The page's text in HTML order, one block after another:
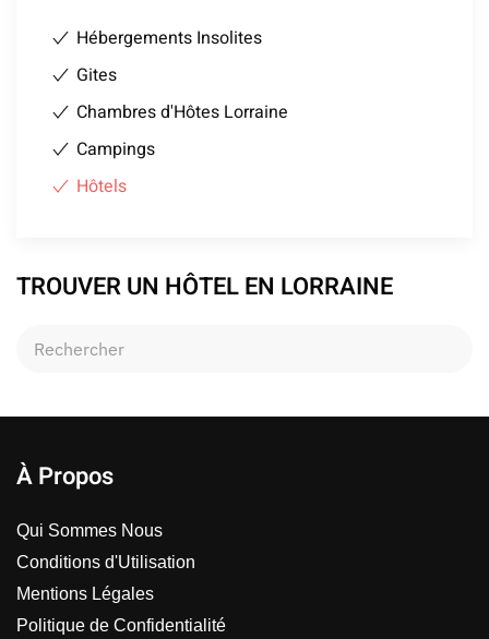
Hébergements Insolites
Gites
Chambres d'Hôtes Lorraine
Campings
Hôtels
TROUVER UN HÔTEL EN LORRAINE
À Propos
Qui Sommes Nous
Conditions d'Utilisation
Mentions Légales
Politique de Confidentialité